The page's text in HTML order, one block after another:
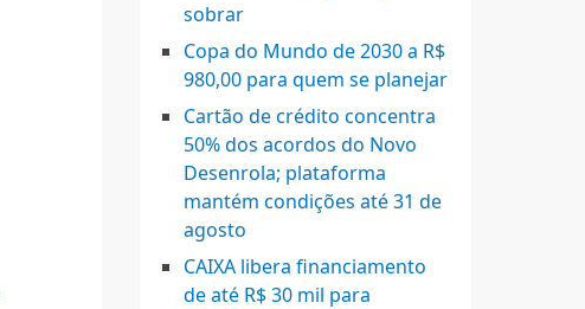
sobrar
Copa do Mundo de 2030 a R$
980,00 para quem se planejar
Cartão de crédito concentra
50% dos acordos do Novo
Desenrola; plataforma
mantém condições até 31 de
agosto
CAIXA libera financiamento
de até R$ 30 mil para